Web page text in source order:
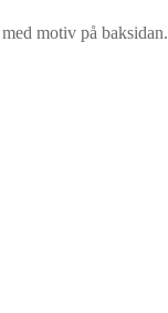
motiv på baksidan.